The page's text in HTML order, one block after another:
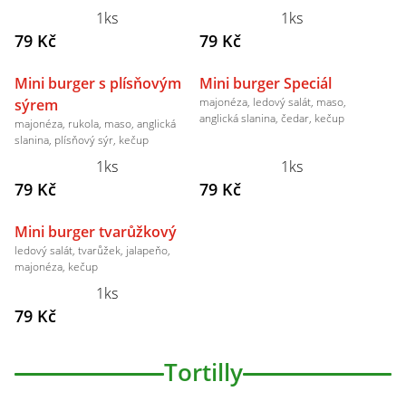
1ks
79 Kč
1ks
79 Kč
Mini burger s plísňovým
sýrem
majonéza, rukola, maso, anglická
slanina, plísňový sýr, kečup
1ks
79 Kč
Mini burger Speciál
majonéza, ledový salát, maso,
anglická slanina, čedar, kečup
1ks
79 Kč
Mini burger tvarůžkový
ledový salát, tvarůžek, jalapeňo,
majonéza, kečup
1ks
79 Kč
Tortilly